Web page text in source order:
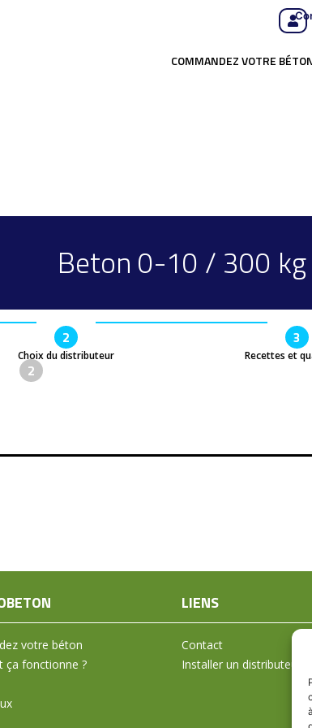
COMMANDEZ VOTRE
Beton 0-10 / 300 kg
2
Choix du distributeur
3
Recettes et
2
votre béton
ça fonctionne ?
LIENS
Contact
Installer un distributeur